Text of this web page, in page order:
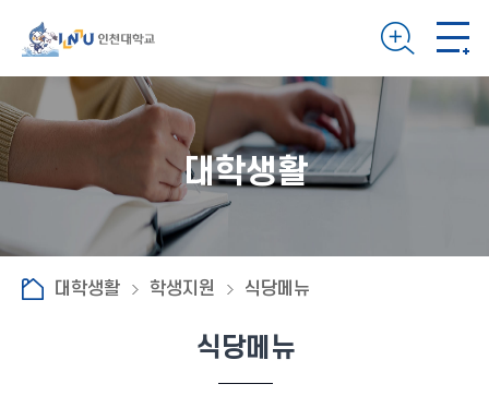
대학생활
대학생활 학생지원 식당메뉴
식당메뉴